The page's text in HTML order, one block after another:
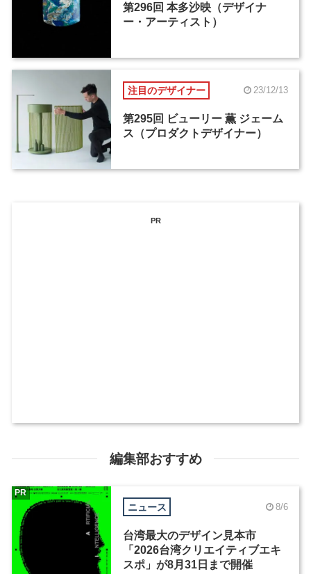
第296回 本多沙映（デザイナ
ー・アーティスト）
注目のデザイナー 23/12/13
第295回 ビューリー 薫 ジェーム
ス（プロダクトデザイナー）
PR
編集部おすすめ
ニュース 8/6
台湾最大のデザイン見本市
「2026台湾クリエイティブエキ
スポ」が8月31日まで開催
PR